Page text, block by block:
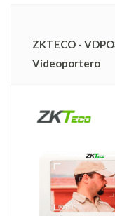
ZKTECO -
Videoportero